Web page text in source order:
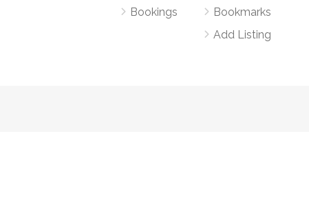
Bookings
Bookmarks
Add Listing